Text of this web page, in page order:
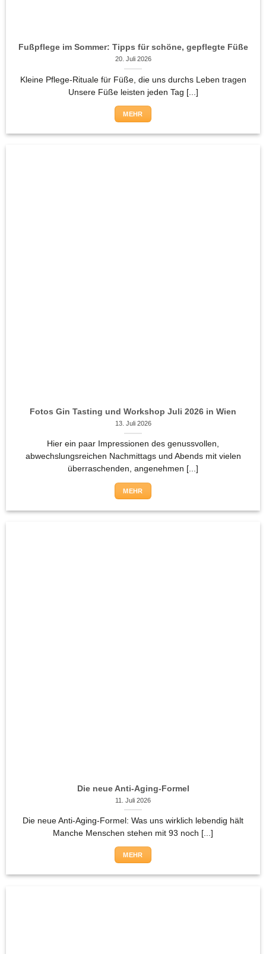
Fußpflege im Sommer: Tipps für schöne, gepflegte Füße
20. Juli 2026
Kleine Pflege-Rituale für Füße, die uns durchs Leben tragen
Unsere Füße leisten jeden Tag [...]
MEHR
Fotos Gin Tasting und Workshop Juli 2026 in Wien
13. Juli 2026
Hier ein paar Impressionen des genussvollen,
abwechslungsreichen Nachmittags und Abends mit vielen
überraschenden, angenehmen [...]
MEHR
Die neue Anti-Aging-Formel
11. Juli 2026
Die neue Anti-Aging-Formel: Was uns wirklich lebendig hält
Manche Menschen stehen mit 93 noch [...]
MEHR